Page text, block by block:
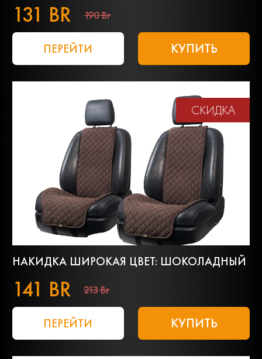
131 BR 190 Br
ПЕРЕЙТИ КУПИТЬ
СКИДКА
НАКИДКА ШИРОКАЯ ЦВЕТ: ШОКОЛАДНЫЙ
141 BR 213 Br
ПЕРЕЙТИ КУПИТЬ